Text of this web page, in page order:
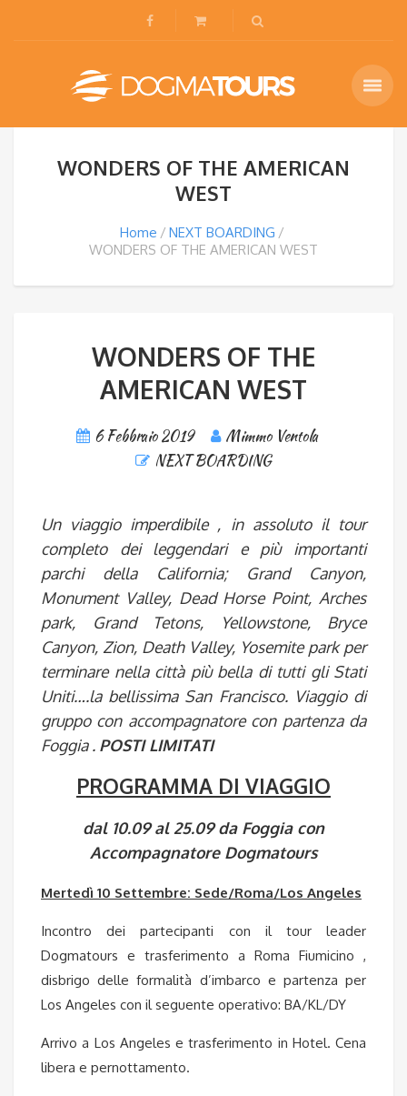
WONDERS OF THE AMERICAN
WEST
Home
NEXT BOARDING
WONDERS OF THE AMERICAN WEST
WONDERS OF THE
AMERICAN WEST
6 Febbraio 2019
Mimmo Ventola
NEXT BOARDING
Un viaggio imperdibile , in assoluto il tour
completo dei leggendari e più importanti
parchi della California; Grand Canyon,
Monument Valley, Dead Horse Point, Arches
park, Grand Tetons, Yellowstone, Bryce
Canyon, Zion, Death Valley, Yosemite park per
terminare nella città più bella di tutti gli Stati
Uniti….la bellissima San Francisco. Viaggio di
gruppo con accompagnatore con partenza da
Foggia . POSTI LIMITATI
PROGRAMMA DI VIAGGIO
dal 10.09 al 25.09 da Foggia con
Accompagnatore Dogmatours
Mertedì 10 Settembre: Sede/Roma/Los Angeles
Incontro dei partecipanti con il tour leader
Dogmatours e trasferimento a Roma Fiumicino ,
disbrigo delle formalità d’imbarco e partenza per
Los Angeles con il seguente operativo: BA/KL/DY
Arrivo a Los Angeles e trasferimento in Hotel. Cena
libera e pernottamento.